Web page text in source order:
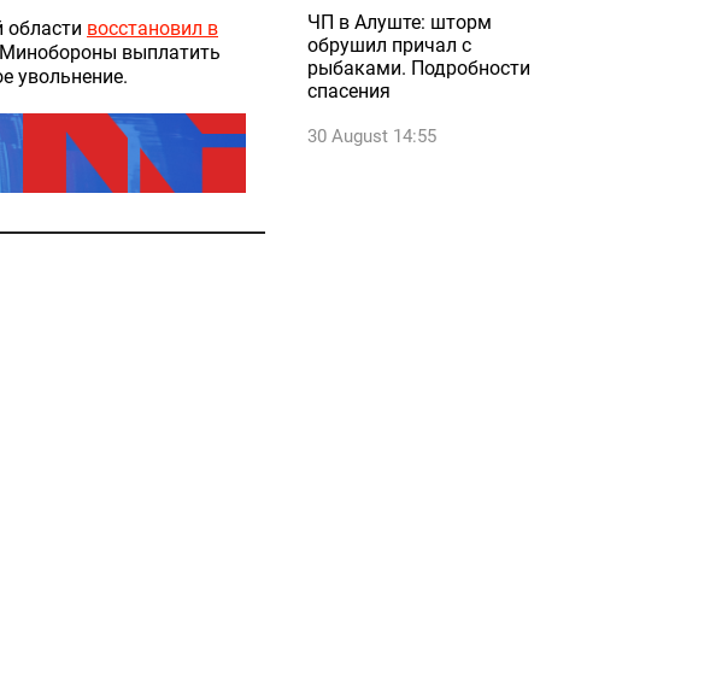
области восстановил в
выплатить
увольнение.
ЧП в Алуште: шторм
обрушил причал с
рыбаками. Подробности
спасения
30 August 14:55